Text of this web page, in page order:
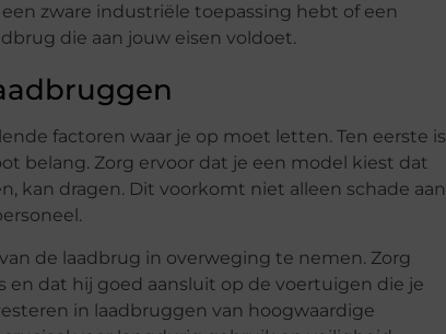
zware industriële toepassing hebt of een
die aan jouw eisen voldoet.
factoren waar je op moet letten. Ten eerste is
belang. Zorg ervoor dat je een model kiest dat
kan dragen. Dit voorkomt niet alleen schade aan
de laadbrug in overweging te nemen. Zorg
en dat hij goed aansluit op de voertuigen die je
in laadbruggen van hoogwaardige